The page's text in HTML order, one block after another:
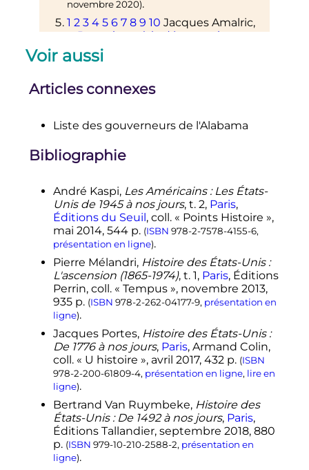
novembre 2020).
1 2 3 4 5 6 7 8 9 10 Jacques Amalric,
« Du racisme à la démagogie », sur
www.lemonde.fr
(consulté le
www.ourcampaigns.com
123La Croix,30 avril 2001, p. 23.
une bombe explose dans une
croix.com
25 juin 2015 (consulté le
décembre 2020).
123Eric Leser, « Un suprématiste
blanc en procès en Alabama pour
un attentat de 1963
www.lemonde.fr
21 mai 2002
(consulté le23 décembre 2020 ).
123Christelle Guibert,« Qui est
Doug Jones, le bon juge qui a
gagné en Alabama face à Roy
Moore ?
www.ouest-france.fr
14 décembre 2017 (consulté le23
décembre 2020).
123André Kaspi 2014,p. 174.
12
mais hésite entre MM. Nixon et
Wallace » , surwww.lemonde.fr,5
septembre 1968 (consulté le21
décembre 2020).
12
Voir aussi
Articles connexes
Liste des gouverneurs de l'Alabama
Bibliographie
André Kaspi, Les Américains : Les États-
Unis de 1945 à nos jours, t.2, Paris,
Éditions du Seuil , coll.« Points Histoire »,
mai 2014, 544 p. (ISBN 978-2-7578-4155-6,
présentation en ligne).
Pierre Mélandri, Histoire des États-Unis :
L'ascension (1865-1974), t.1, Paris, Éditions
Perrin, coll.« Tempus », novembre 2013,
935 p. (ISBN 978-2-262-04177-9, présentation en
ligne).
Jacques Portes, Histoire des États-Unis :
De 1776 à nos jours, Paris, Armand Colin,
coll.« U histoire », avril 2017, 432 p. (ISBN
978-2-200-61809-4, présentation en ligne, lire en
ligne).
Bertrand Van Ruymbeke, Histoire des
États-Unis : De 1492 à nos jours, Paris,
Éditions Tallandier, septembre 2018, 880
p. (ISBN 979-10-210-2588-2, présentation en
ligne).